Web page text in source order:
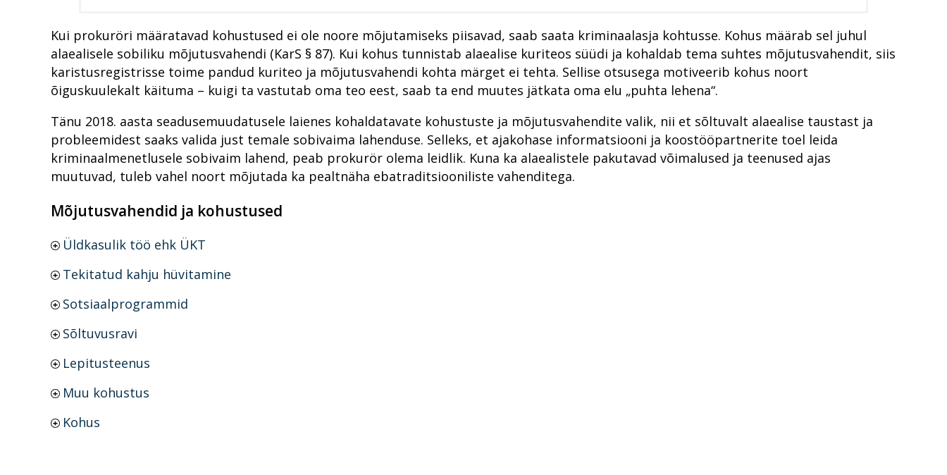
Kui prokuröri määratavad kohustused ei ole noore mõjutamiseks piisavad, saab saata kriminaalasja kohtusse. Kohus määrab sel juhul
alaealisele sobiliku mõjutusvahendi (KarS § 87). Kui kohus tunnistab alaealise kuriteos süüdi ja kohaldab tema suhtes mõjutusvahendit, siis
karistusregistrisse toime pandud kuriteo ja mõjutusvahendi kohta märget ei tehta. Sellise otsusega motiveerib kohus noort
õiguskuulekalt käituma – kuigi ta vastutab oma teo eest, saab ta end muutes jätkata oma elu „puhta lehena“.
Tänu 2018. aasta seadusemuudatusele laienes kohaldatavate kohustuste ja mõjutusvahendite valik, nii et sõltuvalt alaealise taustast ja
probleemidest saaks valida just temale sobivaima lahenduse. Selleks, et ajakohase informatsiooni ja koostööpartnerite toel leida
kriminaalmenetlusele sobivaim lahend, peab prokurör olema leidlik. Kuna ka alaealistele pakutavad võimalused ja teenused ajas
muutuvad, tuleb vahel noort mõjutada ka pealtnäha ebatraditsiooniliste vahenditega.
Mõjutusvahendid ja kohustused
Üldkasulik töö ehk ÜKT
Tekitatud kahju hüvitamine
Sotsiaalprogrammid
Sõltuvusravi
Lepitusteenus
Muu kohustus
Kohus